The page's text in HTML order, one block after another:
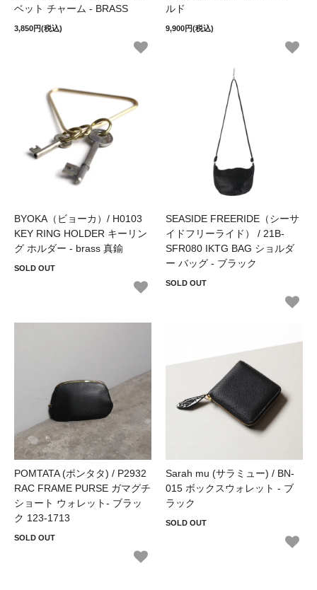
ベット チャーム - BRASS
3,850円(税込)
ルド
9,900円(税込)
BYOKA（ビョーカ）/ H0103
KEY RING HOLDER キーリン
グ ホルダー - brass 真鍮
SOLD OUT
SEASIDE FREERIDE（シーサ
イドフリーライド） / 21B-
SFR080 IKTG BAG ショルダ
ー バッグ - ブラック
SOLD OUT
POMTATA (ポンタタ) / P2932
RAC FRAME PURSE ガマグチ
ショート ウォレット- ブラッ
ク 123-1713
SOLD OUT
Sarah mu (サラミュー) / BN-
015 ボックスウォレット - ブ
ラック
SOLD OUT